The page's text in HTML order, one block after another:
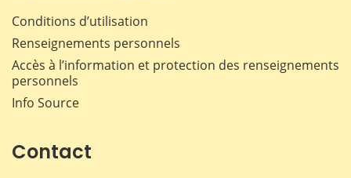
Conditions d’utilisation
Renseignements personnels
Accès à l’information et protection des renseignements
personnels
Info Source
Contact